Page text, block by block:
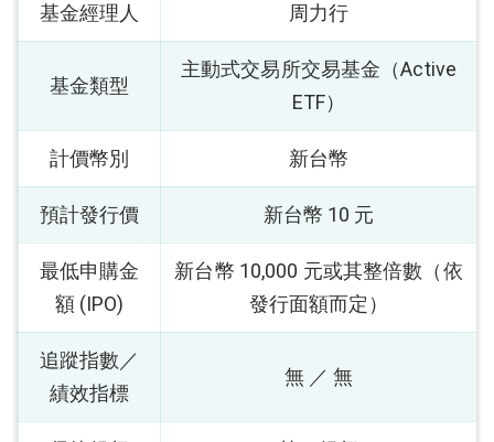
基金經理人 周力行
基金類型
主動式交易所交易基金（Active
ETF）
計價幣別 新台幣
預計發行價 新台幣 10 元
最低申購金
額 (IPO)
新台幣 10,000 元或其整倍數（依
發行面額而定）
追蹤指數／
績效指標
無 ／ 無